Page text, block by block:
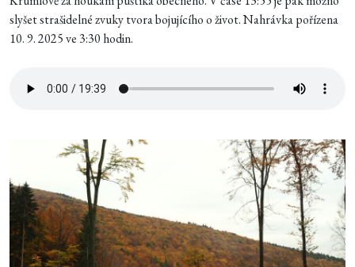
slyšet strašidelné zvuky tvora bojujícího o život. Nahrávka pořízena
10. 9. 2025 ve 3:30 hodin.